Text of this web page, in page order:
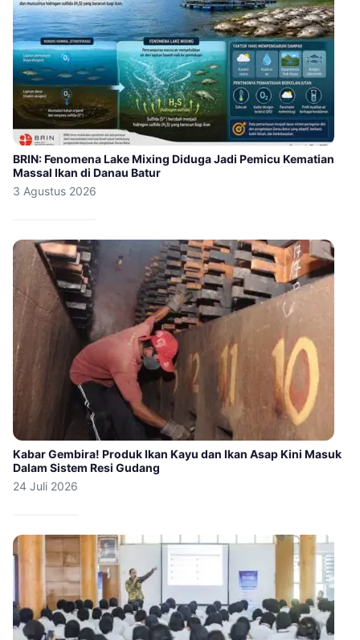
BRIN: Fenomena Lake Mixing Diduga Jadi Pemicu Kematian
Massal Ikan di Danau Batur
3 Agustus 2026
Kabar Gembira! Produk Ikan Kayu dan Ikan Asap Kini Masuk
Dalam Sistem Resi Gudang
24 Juli 2026